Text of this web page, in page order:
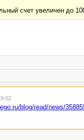
счет увеличен до
blog/read/news/